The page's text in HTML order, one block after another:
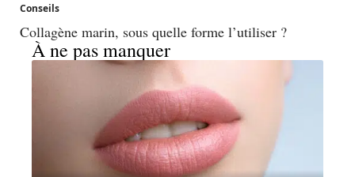
Conseils
Collagène marin, sous quelle forme l’utiliser ?
À ne pas manquer